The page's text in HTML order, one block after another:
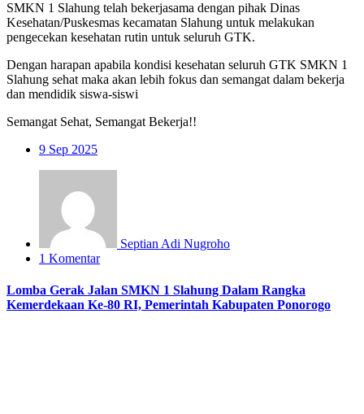
SMKN 1 Slahung telah bekerjasama dengan pihak Dinas
Kesehatan/Puskesmas kecamatan Slahung untuk melakukan
pengecekan kesehatan rutin untuk seluruh GTK.
Dengan harapan apabila kondisi kesehatan seluruh GTK SMKN 1
Slahung sehat maka akan lebih fokus dan semangat dalam bekerja
dan mendidik siswa-siswi
Semangat Sehat, Semangat Bekerja!!
9 Sep 2025
Septian Adi Nugroho
1 Komentar
Lomba Gerak Jalan SMKN 1 Slahung Dalam Rangka
Kemerdekaan Ke-80 RI, Pemerintah Kabupaten Ponorogo